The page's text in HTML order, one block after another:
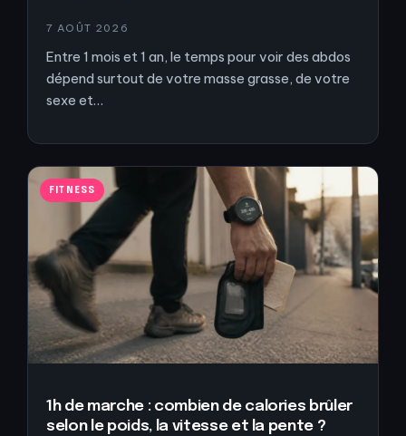
7 AOÛT 2026
Entre 1 mois et 1 an, le temps pour voir des abdos
dépend surtout de votre masse grasse, de votre
sexe et…
FITNESS
1h de marche : combien de calories brûler
selon le poids, la vitesse et la pente ?